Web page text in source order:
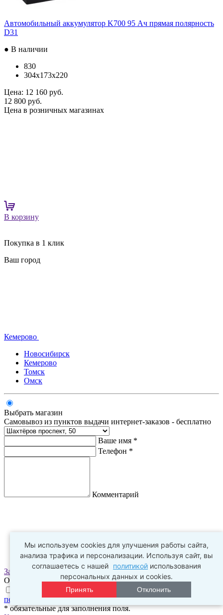
Автомобильный аккумулятор K700 95 Ач прямая полярность
D31
● В наличии
830
304x173x220
Цена: 12 160 руб.
12 800 руб.
Цена в розничных магазинах
В корзину
Покупка в 1 клик
Ваш город
Кемерово
Новосибирск
Кемерово
Томск
Омск
Выбрать магазин
Самовывоз из пунктов выдачи интернет-заказов - бесплатно
Ваше имя *
Телефон *
Комментарий
Заказать
Оплата заказа происходит в пункте выдачи
Нажимая на галочку, я соглашаюсь сусловиями обработки
персональных данныхиполитикой конфиденциальности
* обязательные для заполнения поля.
Мы используем cookies для улучшения работы сайта,
анализа трафика и персонализации. Используя сайт, вы
соглашаетесь с нашей политикой использования
персональных данных и cookies.
Принять Отклонить